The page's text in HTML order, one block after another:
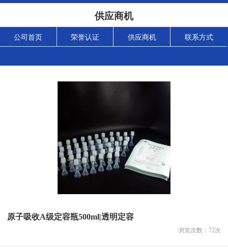
供应商机
公司首页 荣誉认证 供应商机 联系方式
原子吸收A级定容瓶500ml|透明定容
浏览次数： 72次